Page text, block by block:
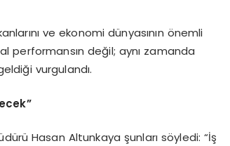
ve ekonomi dünyasının önemli
performansın değil; aynı zamanda
vurgulandı.
Hasan Altunkaya şunları söyledi: “İş